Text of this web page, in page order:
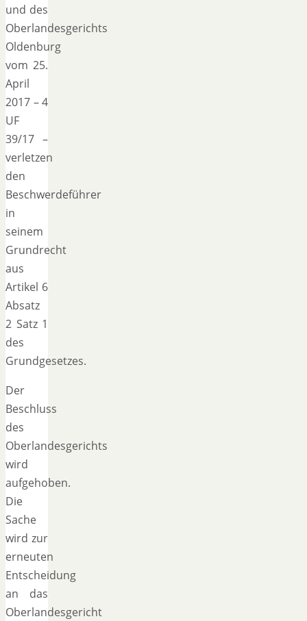
und des
Oberlandesgerichts
Oldenburg
vom 25.
April
2017 – 4
UF
39/17 –
verletzen
den
Beschwerdeführer
in
seinem
Grundrecht
aus
Artikel 6
Absatz
2 Satz 1
des
Grundgesetzes.
Der
Beschluss
des
Oberlandesgerichts
wird
aufgehoben.
Die
Sache
wird zur
erneuten
Entscheidung
an das
Oberlandesgericht